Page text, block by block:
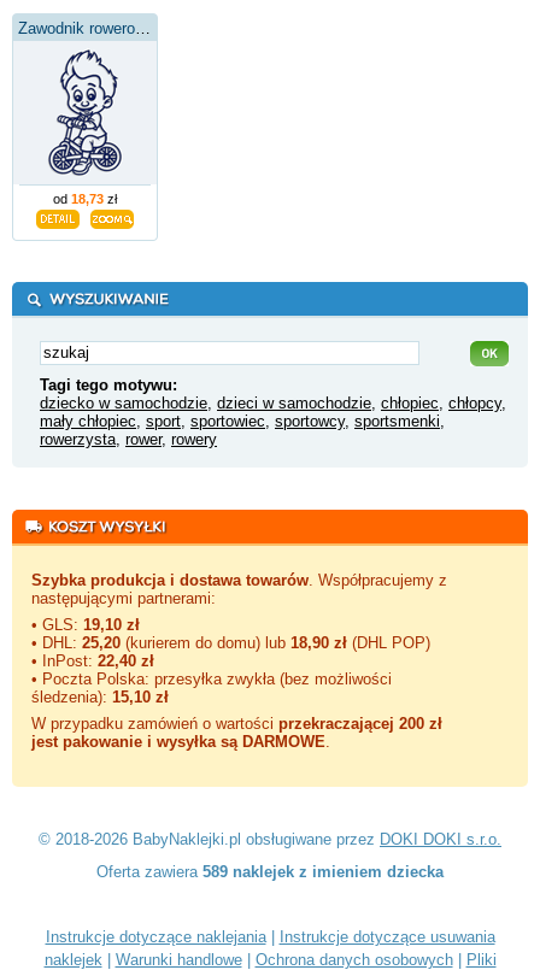
od 18,73 zł
Tagi tego motywu:
dziecko w samochodzie dzieci w samochodzie chłopiec chłopcy,
mały chłopiec sport sportowiec sportowcy, sportsmenki
rowerzysta rower, rowery
Szybka produkcja i dostawa towarów . Współpracujemy z
następującymi partnerami:
• GLS: 19,10 zł
• DHL: 25,20 (kurierem do domu) lub 18,90 zł (DHL POP)
• InPost: 22,40 zł
• Poczta Polska: przesyłka zwykła (bez możliwości
śledzenia): 15,10 zł
W przypadku zamówień o wartości przekraczającej 200 zł
jest pakowanie i wysyłka są DARMOWE
© 2018-2026 BabyNaklejki.pl obsługiwane przez DOKI DOKI s.r.o.
Oferta zawiera 589 naklejek z imieniem dziecka
Instrukcje dotyczące naklejania|
Instrukcje dotyczące usuwania
naklejek| Warunki handlowe| Ochrona danych osobowych|
Pliki